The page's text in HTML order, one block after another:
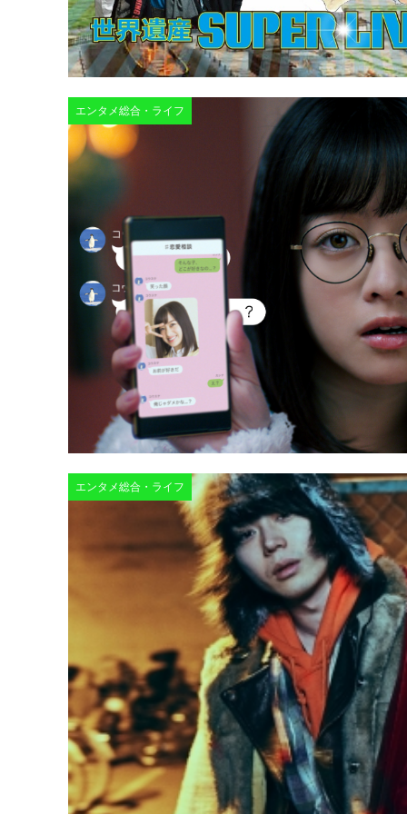
エンタメ総合・ライフ
エンタメ総合・ライフ